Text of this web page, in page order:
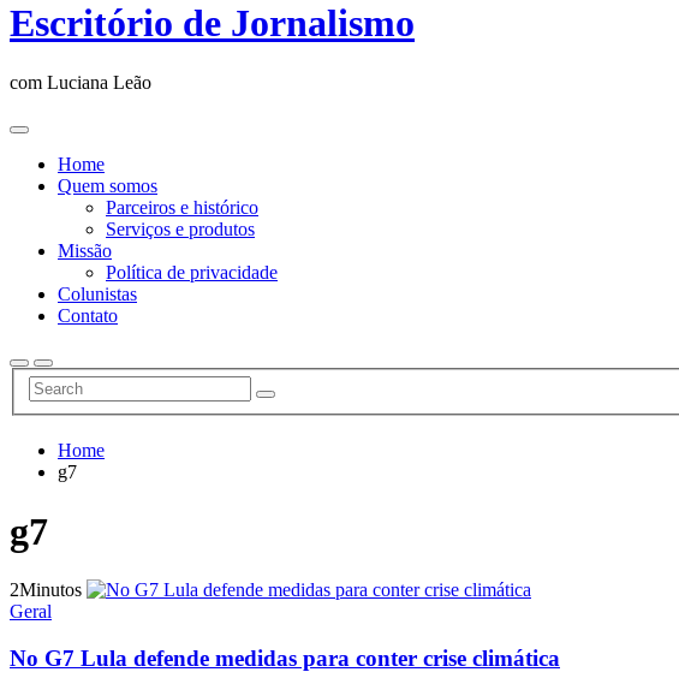
Escritório de Jornalismo
com Luciana Leão
Home
Quem somos
Parceiros e histórico
Serviços e produtos
Missão
Política de privacidade
Colunistas
Contato
Home
g7
g7
2Minutos
Geral
No G7 Lula defende medidas para conter crise climática